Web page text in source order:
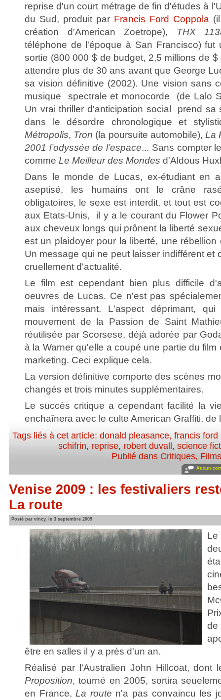
reprise d'un court métrage de fin d'études à
du Sud, produit par Francis Ford Coppola
création d'American Zoetrope), THX
téléphone de l'époque à San Francisco)
sortie (800 000 $ de budget, 2,5 millions de
attendre plus de 30 ans avant que George
sa vision définitive (2002). Une vision sans
musique spectrale et monocorde (de Lalo
Un vrai thriller d'anticipation social prend sa
dans le désordre chronologique et
Métropolis, Tron (la poursuite automobile),La
2001 l’odyssée de l’espace... Sans compter
comme Le Meilleur des Mondes d'Aldous
Dans le monde de Lucas, ex-étudiant en
aseptisé, les humains ont le crâne
obligatoires, le sexe est interdit, et tout est
aux Etats-Unis, il y a le courant du Flower
aux cheveux longs qui prônent la liberté
est un plaidoyer pour la liberté, une rébellion
Un message qui ne peut laisser indifférent et
cruellement d'actualité.
Le film est cependant bien plus difficile
oeuvres de Lucas. Ce n'est pas
mais intéressant. L'aspect déprimant,
mouvement de la Passion de Saint
réutilisée par Scorsese, déjà adorée par
à la Warner qu'elle a coupé une partie du
marketing. Ceci explique cela.
La version définitive comporte des scènes
changés et trois minutes supplémentaires.
Le succès critique a cependant facilité la
enchaînera avec le culte American Graffiti, de
Tags liés à cet article: donald pleasance, francis ford
schifrin, reprise, robert duvall ,science
Publié dans Critiques,
Aucun
Venise 2009 : les festivaliers
La route
Posté par vincy, le 3 septembre 2009
Le
de
être en salles il y a près d'un an.
Réalisé par l'Australien John Hillcoat, dont
Proposition, tourné en 2005, sortira
en France,La route n'a pas convaincu les